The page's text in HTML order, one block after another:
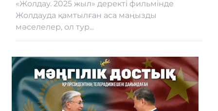
«Жолдау. 2025 жыл» деректі фильмінде
Жолдауда қамтылған аса маңызды
мәселелер, ол тур...